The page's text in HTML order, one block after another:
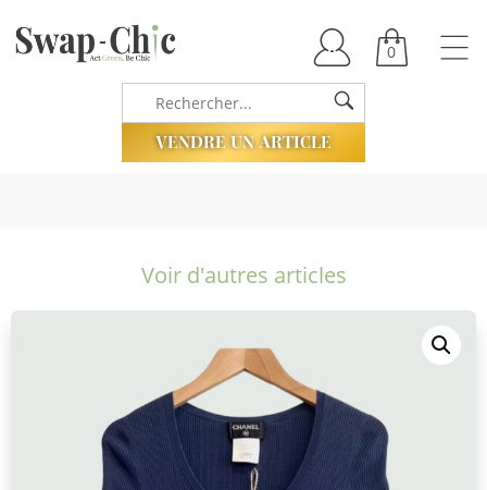
0
VENDRE UN ARTICLE
Voir d'autres articles